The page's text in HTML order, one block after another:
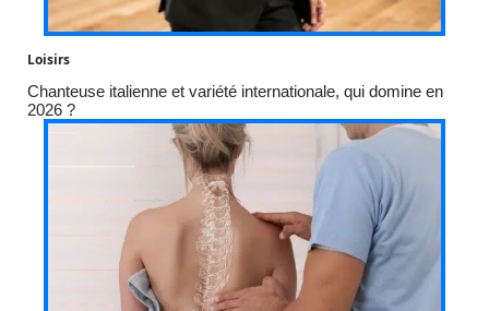
Loisirs
Chanteuse italienne et variété internationale, qui domine en
2026 ?